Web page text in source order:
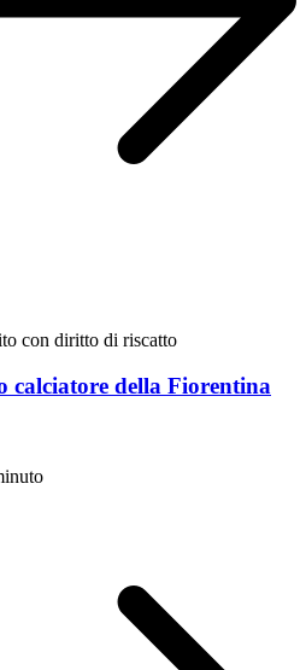
con diritto di riscatto
calciatore della Fiorentina